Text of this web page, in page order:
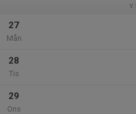
27
Mån
28
Tis
29
Ons